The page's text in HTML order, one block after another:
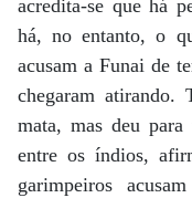
acredita-se que há
há, no entanto, o
acusam a Funai de
chegaram
mata, mas deu
entre os índios,
garimpeiros